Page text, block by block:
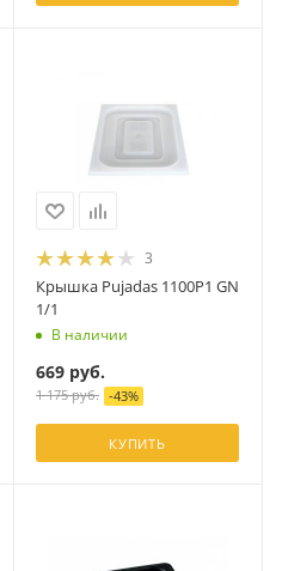
3
Крышка Pujadas 1100P1 GN
1/1
В наличии
669 руб.
1 175руб. -43%
КУПИТЬ